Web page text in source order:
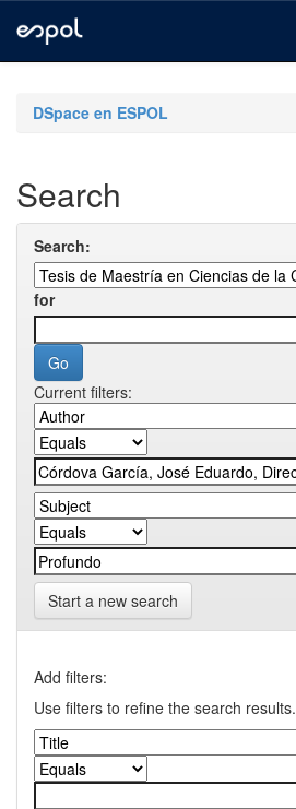
navigationDSpace en ESPOL
Search
Search:
for
Current filters:
Start a new search
Add filters:
Use filters to refine the search results.